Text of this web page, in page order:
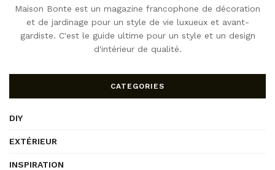
Maison Bonte est un magazine francophone de décoration
et de jardinage pour un style de vie luxueux et avant-
gardiste. C'est le guide ultime pour un style et un design
d'intérieur de qualité.
CATEGORIES
DIY
EXTÉRIEUR
INSPIRATION